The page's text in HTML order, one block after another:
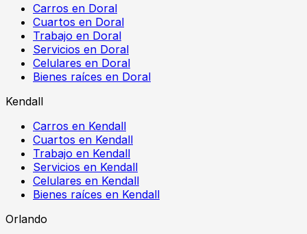
Carros en Doral
Cuartos en Doral
Trabajo en Doral
Servicios en Doral
Celulares en Doral
Bienes raíces en Doral
Kendall
Carros en Kendall
Cuartos en Kendall
Trabajo en Kendall
Servicios en Kendall
Celulares en Kendall
Bienes raíces en Kendall
Orlando